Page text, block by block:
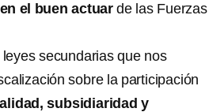
el buen actuar de las Fuerzas
secundarias que nos
sobre la participación
subsidiaridad y